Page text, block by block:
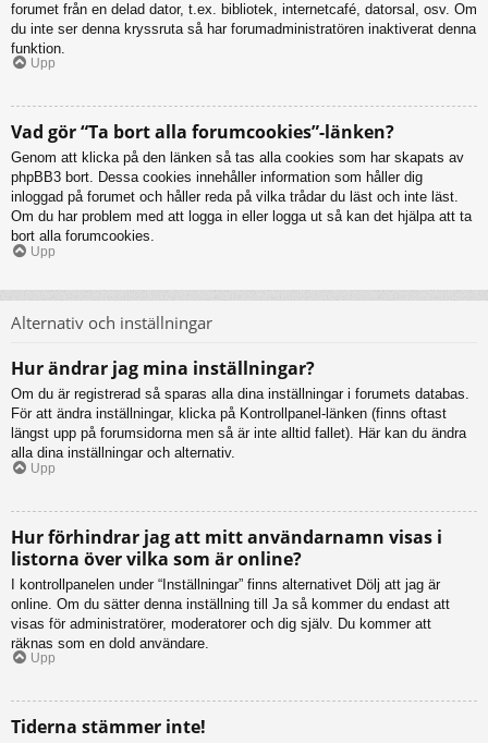
forumet från en delad dator, t.ex. bibliotek, internetcafé, datorsal, osv. Om
du inte ser denna kryssruta så har forumadministratören inaktiverat denna
funktion.
Upp
Vad gör “Ta bort alla forumcookies”-länken?
Genom att klicka på den länken så tas alla cookies som har skapats av
phpBB3 bort. Dessa cookies innehåller information som håller dig
inloggad på forumet och håller reda på vilka trådar du läst och inte läst.
Om du har problem med att logga in eller logga ut så kan det hjälpa att ta
bort alla forumcookies.
Upp
Alternativ och inställningar
Hur ändrar jag mina inställningar?
Om du är registrerad så sparas alla dina inställningar i forumets databas.
För att ändra inställningar, klicka på Kontrollpanel-länken (finns oftast
längst upp på forumsidorna men så är inte alltid fallet). Här kan du ändra
alla dina inställningar och alternativ.
Upp
Hur förhindrar jag att mitt användarnamn visas i
listorna över vilka som är online?
I kontrollpanelen under “Inställningar” finns alternativet Dölj att jag är
online. Om du sätter denna inställning till Ja så kommer du endast att
visas för administratörer, moderatorer och dig själv. Du kommer att
räknas som en dold användare.
Upp
Tiderna stämmer inte!